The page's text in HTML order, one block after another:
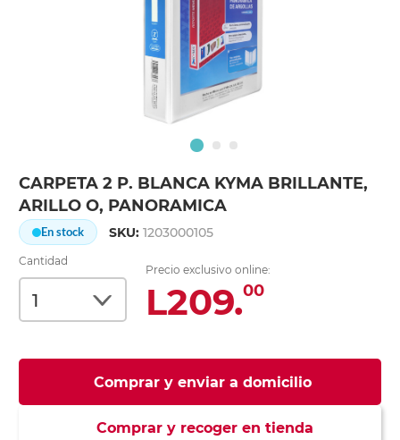
CARPETA 2 P. BLANCA KYMA BRILLANTE,
ARILLO O, PANORAMICA
En stock SKU:1203000105
Cantidad
Precio exclusivo online:
L209.00
Comprar y enviar a domicilio
Comprar y recoger en tienda